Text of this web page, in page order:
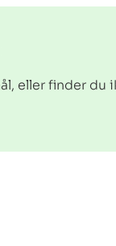
eller finder